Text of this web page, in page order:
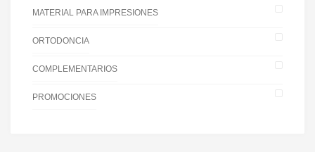
MATERIAL PARA IMPRESIONES
ORTODONCIA
COMPLEMENTARIOS
PROMOCIONES